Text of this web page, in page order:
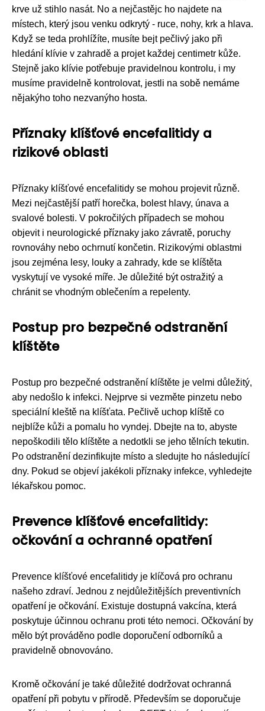
krve už stihlo nasát. No a nejčastějc ho najdete na
místech, který jsou venku odkrytý - ruce, nohy, krk a hlava.
Když se teda prohlížíte, musíte bejt pečlivý jako při
hledání klívie v zahradě a projet každej centimetr kůže.
Stejně jako klívie potřebuje pravidelnou kontrolu, i my
musíme pravidelně kontrolovat, jestli na sobě nemáme
nějakýho toho nezvanýho hosta.
Příznaky klíšťové encefalitidy a
rizikové oblasti
Příznaky klíšťové encefalitidy se mohou projevit různě.
Mezi nejčastější patří horečka, bolest hlavy, únava a
svalové bolesti. V pokročilých případech se mohou
objevit i neurologické příznaky jako závratě, poruchy
rovnováhy nebo ochrnutí končetin. Rizikovými oblastmi
jsou zejména lesy, louky a zahrady, kde se klíštěta
vyskytují ve vysoké míře. Je důležité být ostražitý a
chránit se vhodným oblečením a repelenty.
Postup pro bezpečné odstranění
klíštěte
Postup pro bezpečné odstranění klíštěte je velmi důležitý,
aby nedošlo k infekci. Nejprve si vezměte pinzetu nebo
speciální kleště na klíšťata. Pečlivě uchop klíště co
nejblíže kůži a pomalu ho vyndej. Dbejte na to, abyste
nepoškodili tělo klíštěte a nedotkli se jeho tělních tekutin.
Po odstranění dezinfikujte místo a sledujte ho následující
dny. Pokud se objeví jakékoli příznaky infekce, vyhledejte
lékařskou pomoc.
Prevence klíšťové encefalitidy:
očkování a ochranné opatření
Prevence klíšťové encefalitidy je klíčová pro ochranu
našeho zdraví. Jednou z nejdůležitějších preventivních
opatření je očkování. Existuje dostupná vakcína, která
poskytuje účinnou ochranu proti této nemoci. Očkování by
mělo být prováděno podle doporučení odborníků a
pravidelně obnovováno.
Kromě očkování je také důležité dodržovat ochranná
opatření při pobytu v přírodě. Především se doporučuje